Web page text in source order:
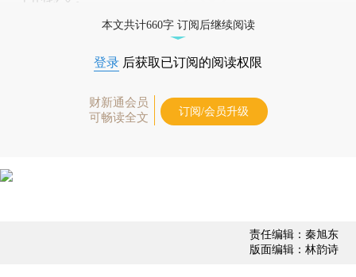
本文共计660字 订阅后继续阅读
登录 后获取已订阅的阅读权限
财新通会员
可畅读全文
订阅/会员升级
责任编辑：秦旭东
版面编辑：林韵诗